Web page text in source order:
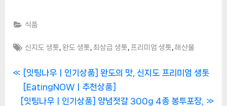
식품
Tags:
신지도 생톳 ,완도 생톳 최상급 생톳 프리미엄 생톳 ,해산물
글
탐
P
r
e
[잇팅나우ㅣ인기상품] 완도의 맛, 신지도 프리미엄 생톳
[EatingNOWㅣ추천상품]
N
[잇팅나우ㅣ인기상품] 양념젓갈 300g 4종 봉투포장,